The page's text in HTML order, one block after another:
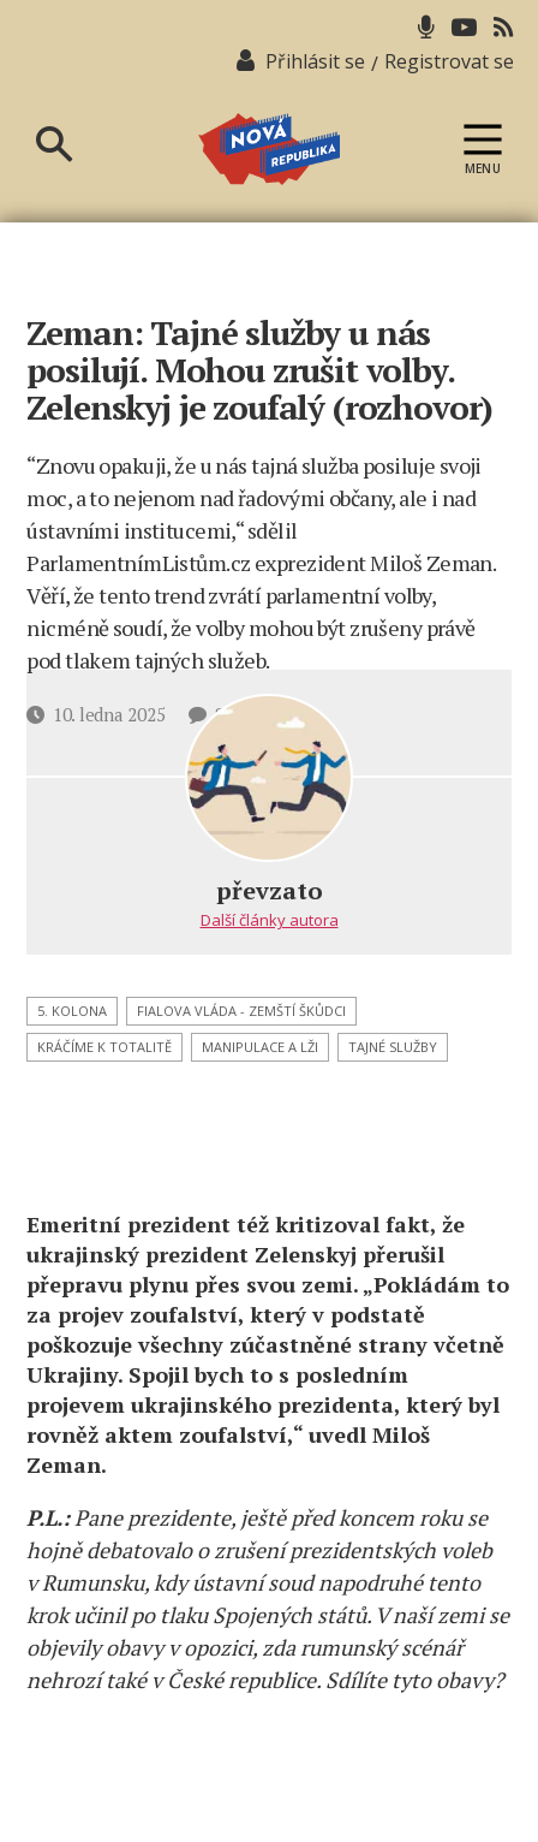
Přihlásit se / Registrovat se
republika
MENU
Zeman: Tajné služby u nás
posilují. Mohou zrušit volby.
Zelenskyj je zoufalý (rozhovor)
“Znovu opakuji, že u nás tajná služba posiluje svoji
moc, a to nejenom nad řadovými občany, ale i nad
ústavními institucemi,“ sdělil
ParlamentnímListům.cz exprezident Miloš Zeman.
Věří, že tento trend zvrátí parlamentní volby,
nicméně soudí, že volby mohou být zrušeny právě
pod tlakem tajných služeb.
Datum10. ledna 2025 8 komentářůu
textu
s
názvem
Zeman:
Tajné
u nás
posilují.
volby.
Zelenskyj
je
převzato
Další články autora
5. KOLONA
FIALOVA VLÁDA - ZEMŠTÍ ŠKŮDCI
KRÁČÍME K TOTALITĚ
MANIPULACE A LŽI TAJNÉ SLUŽBY
Emeritní prezident též kritizoval fakt, že
ukrajinský prezident Zelenskyj přerušil
přepravu plynu přes svou zemi. „Pokládám to
za projev zoufalství, který v podstatě
poškozuje všechny zúčastněné strany včetně
Ukrajiny. Spojil bych to s posledním
projevem ukrajinského prezidenta, který byl
rovněž aktem zoufalství,“ uvedl Miloš
Zeman.
P.L.:Pane prezidente, ještě před koncem roku se
hojně debatovalo o zrušení prezidentských voleb
v Rumunsku, kdy ústavní soud napodruhé tento
krok učinil po tlaku Spojených států. V naší zemi se
objevily obavy v opozici, zda rumunský scénář
nehrozí také v České republice. Sdílíte tyto obavy?